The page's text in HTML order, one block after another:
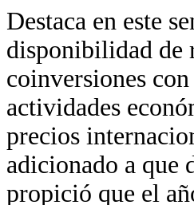
Destaca en este
disponibilidad de
coinversiones
actividades
precios
adicionado a que
propició que el